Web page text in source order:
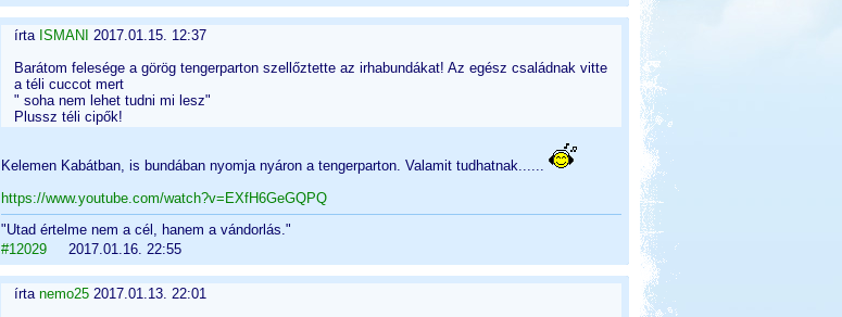
írta ISMANI 2017.01.15. 12:37
Barátom felesége a görög tengerparton szellőztette az irhabundákat! Az egész családnak vitte
a téli cuccot mert
" soha nem lehet tudni mi lesz"
Plussz téli cipők!
Kelemen Kabátban, is bundában nyomja nyáron a tengerparton. Valamit tudhatnak......
https://www.youtube.com/watch?v=EXfH6GeGQPQ
"Utad értelme nem a cél, hanem a vándorlás."
#120292017.01.16. 22:55
írta nemo252017.01.13. 22:01